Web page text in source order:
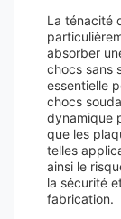
La ténacité
absorber
chocs sans
essentielle
chocs
dynamique
que les
telles
ainsi le
la sécurité
fabrication.